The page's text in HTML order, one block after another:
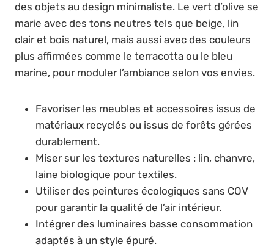
des objets au design minimaliste. Le vert d’olive se
marie avec des tons neutres tels que beige, lin
clair et bois naturel, mais aussi avec des couleurs
plus affirmées comme le terracotta ou le bleu
marine, pour moduler l’ambiance selon vos envies.
Favoriser les meubles et accessoires issus de
matériaux recyclés ou issus de forêts gérées
durablement.
Miser sur les textures naturelles : lin, chanvre,
laine biologique pour textiles.
Utiliser des peintures écologiques sans COV
pour garantir la qualité de l’air intérieur.
Intégrer des luminaires basse consommation
adaptés à un style épuré.